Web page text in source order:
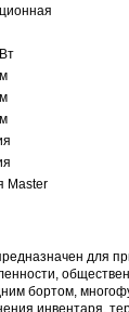
Master
для
бортом,
инвентаря,